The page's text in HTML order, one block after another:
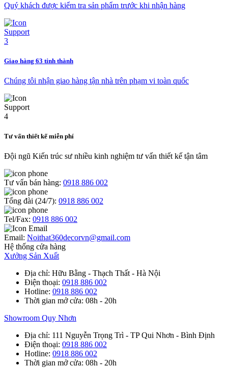
Quý khách được kiểm tra sản phẩm trước khi nhận hàng
Giao hàng 63 tỉnh thành
Chúng tôi nhận giao hàng tận nhà trên phạm vi toàn quốc
Tư vấn thiết kế miễn phí
Đội ngũ Kiến trúc sư nhiều kinh nghiệm tư vấn thiết kế tận tâm
Tư vấn bán hàng: 0918 886 002
Tổng đài (24/7): 0918 886 002
Tel/Fax: 0918 886 002
Email: Noithat360decorvn@gmail.com
Hệ thống cửa hàng
Xưởng Sản Xuất
Địa chỉ: Hữu Bằng - Thạch Thất - Hà Nội
Điện thoại: 0918 886 002
Hotline: 0918 886 002
Thời gian mở cửa: 08h - 20h
Showroom Quy Nhơn
Địa chỉ: 111 Nguyễn Trọng Trì - TP Qui Nhơn - Bình Định
Điện thoại: 0918 886 002
Hotline: 0918 886 002
Thời gian mở cửa: 08h - 20h